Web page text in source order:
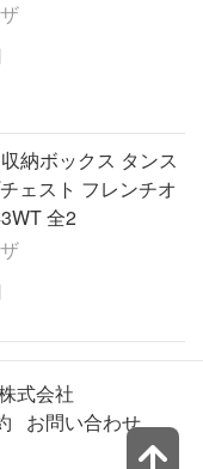
納ボックス タンス
ェスト フレンチオ
全2
式会社
お問い合わせ